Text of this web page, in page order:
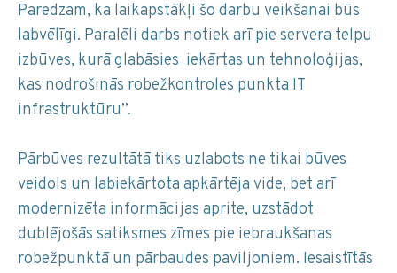
Paredzam, ka laikapstākļi šo darbu veikšanai būs
labvēlīgi. Paralēli darbs notiek arī pie servera telpu
izbūves, kurā glabāsies iekārtas un tehnoloģijas,
kas nodrošinās robežkontroles punkta IT
infrastruktūru”.
Pārbūves rezultātā tiks uzlabots ne tikai būves
veidols un labiekārtota apkārtēja vide, bet arī
modernizēta informācijas aprite, uzstādot
dublējošās satiksmes zīmes pie iebraukšanas
robežpunktā un pārbaudes paviljoniem. Iesaistītās